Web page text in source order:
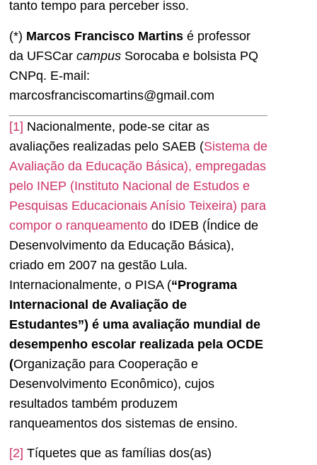
tanto tempo para perceber isso.
(*) Marcos Francisco Martins é professor
da UFSCar campus Sorocaba e bolsista PQ
CNPq. E-mail:
marcosfranciscomartins@gmail.com
[1] Nacionalmente, pode-se citar as
avaliações realizadas pelo SAEB (Sistema de
Avaliação da Educação Básica), empregadas
pelo INEP (Instituto Nacional de Estudos e
Pesquisas Educacionais Anísio Teixeira) para
compor o ranqueamento do IDEB (Índice de
Desenvolvimento da Educação Básica),
criado em 2007 na gestão Lula.
Internacionalmente, o PISA (“Programa
Internacional de Avaliação de
Estudantes”) é uma avaliação mundial de
desempenho escolar realizada pela OCDE
(Organização para Cooperação e
Desenvolvimento Econômico), cujos
resultados também produzem
ranqueamentos dos sistemas de ensino.
[2] Tíquetes que as famílias dos(as)